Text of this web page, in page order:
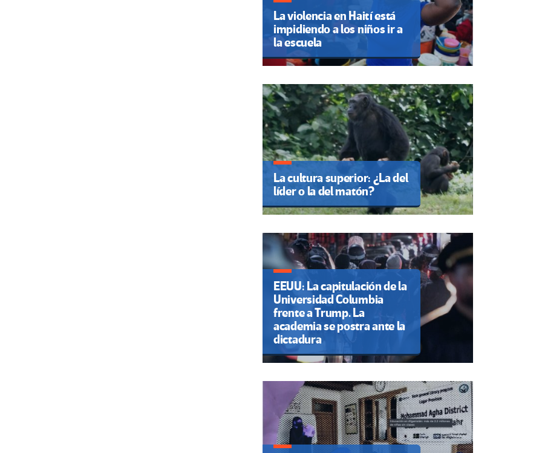
La violencia en Haití está
impidiendo a los niños ir a
la escuela
La cultura superior: ¿La del
líder o la del matón?
EEUU: La capitulación de la
Universidad Columbia
frente a Trump. La
academia se postra ante la
dictadura